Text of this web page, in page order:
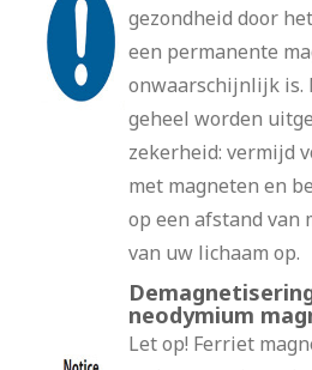
gezondheid door
een permanente
onwaarschijnlijk is.
geheel worden
zekerheid: vermijd
met magneten en
op een afstand van
van uw lichaam op.
neodymium
Let op! Ferriet